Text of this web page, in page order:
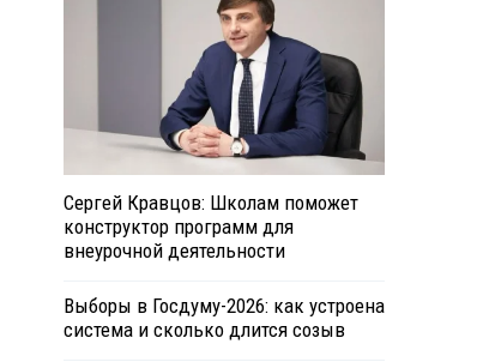
Сергей Кравцов: Школам поможет
конструктор программ для
внеурочной деятельности
Выборы в Госдуму-2026: как устроена
система и сколько длится созыв